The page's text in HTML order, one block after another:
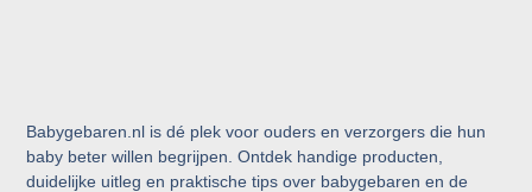
Babygebaren.nl is dé plek voor ouders en verzorgers die hun
baby beter willen begrijpen. Ontdek handige producten,
duidelijke uitleg en praktische tips over babygebaren en de